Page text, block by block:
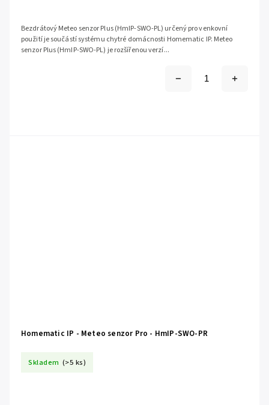
Bezdrátový Meteo senzor Plus (HmIP-SWO-PL) určený pro venkovní
použití je součástí systému chytré domácnosti Homematic IP. Meteo
senzor Plus (HmIP-SWO-PL) je rozšířenou verzí...
Homematic IP - Meteo senzor Pro - HmIP-SWO-PR
Skladem (>5 ks)